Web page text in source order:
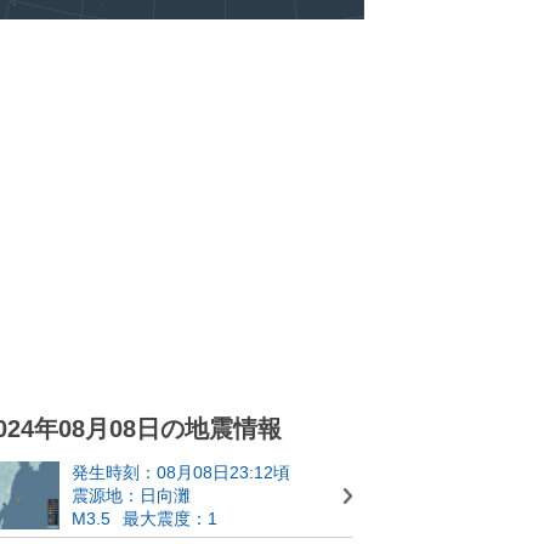
年08月08日の地震情報
発生時刻：08月08日23:12頃
震源地：日向灘
M3.5
最大震度：1